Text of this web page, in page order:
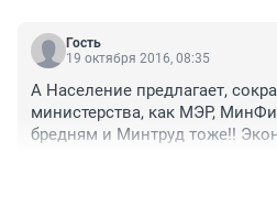
Гость
19 октября 2016, 08:35
А Население предлагает,
министерства, как МЭР,
бредням и Минтруд тоже!!